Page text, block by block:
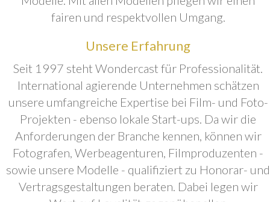
fairen und respektvollen Umgang.
Unsere Erfahrung
Seit 1997 steht Wondercast für Professionalität.
International agierende Unternehmen schätzen
unsere umfangreiche Expertise bei Film- und Foto-
Projekten - ebenso lokale Start-ups. Da wir die
Anforderungen der Branche kennen, können wir
Fotografen, Werbeagenturen, Filmproduzenten -
sowie unsere Modelle - qualifiziert zu Honorar- und
Vertragsgestaltungen beraten. Dabei legen wir